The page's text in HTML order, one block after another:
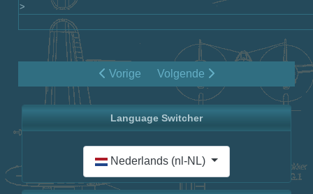
>
Vorige Volgende
Language Switcher
Selecteer de taal
Nederlands (nl-NL)